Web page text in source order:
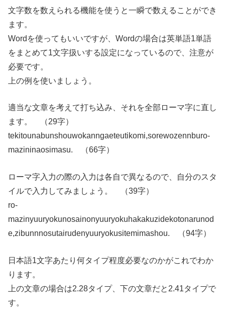
文字数を数えられる機能を使うと一瞬で数えることができ
ます。
Wordを使ってもいいですが、Wordの場合は英単語1単語
をまとめて1文字扱いする設定になっているので、注意が
必要です。
上の例を使いましょう。
適当な文章を考えて打ち込み、それを全部ローマ字に直し
ます。 （29字）
tekitounabunshouwokanngaeteutikomi,sorewozennburo-
mazininaosimasu. （66字）
ローマ字入力の際の入力は各自で異なるので、自分のスタ
イルで入力してみましょう。 （39字）
ro-
mazinyuuryokunosainonyuuryokuhakakuzidekotonarunod
e,zibunnnosutairudenyuuryokusitemimashou. （94字）
日本語1文字あたり何タイプ程度必要なのかがこれでわか
ります。
上の文章の場合は2.28タイプ、下の文章だと2.41タイプで
す。